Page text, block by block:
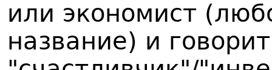
или экономист
название) и